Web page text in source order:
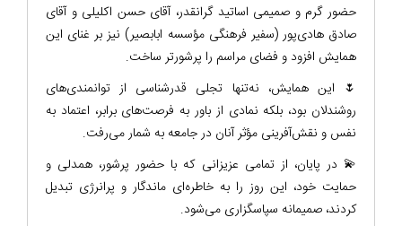
حضور گرم و صمیمی اساتید گرانقدر، آقای حسن اکلیلی و آقای
صادق هادی‌پور (سفیر فرهنگی مؤسسه ابابصیر) نیز بر غنای این
همایش افزود و فضای مراسم را پرشورتر ساخت.
🌷 این همایش، نه‌تنها تجلی قدرشناسی از توانمندی‌های
روشندلان بود، بلکه نمادی از باور به فرصت‌های برابر، اعتماد به
نفس و نقش‌آفرینی مؤثر آنان در جامعه به شمار می‌رفت.
💫 در پایان، از تمامی عزیزانی که با حضور پرشور، همدلی و
حمایت خود، این روز را به خاطره‌ای ماندگار و پرانرژی تبدیل
کردند، صمیمانه سپاسگزاری می‌شود.